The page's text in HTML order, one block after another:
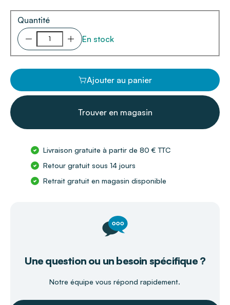
Quantité
En stock
Ajouter au panier
Trouver en magasin
Livraison gratuite à partir de 80 € TTC
Retour gratuit sous 14 jours
Retrait gratuit en magasin disponible
Une question ou un besoin spécifique ?
Notre équipe vous répond rapidement.